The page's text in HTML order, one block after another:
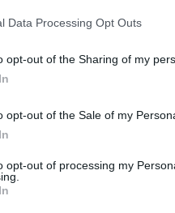
Data Processing Opt Outs
opt-out of the Sharing of my
opt-out of the Sale of my
opt-out of processing my
Lily Aldridge, Behati
hanem rögtön 10 új
modelleknek